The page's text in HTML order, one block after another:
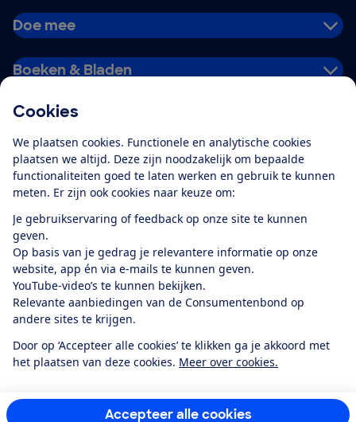
Cookies
We plaatsen cookies. Functionele en analytische cookies
plaatsen we altijd. Deze zijn noodzakelijk om bepaalde
functionaliteiten goed te laten werken en gebruik te kunnen
meten. Er zijn ook cookies naar keuze om:
Je gebruikservaring of feedback op onze site te kunnen
geven.
Op basis van je gedrag je relevantere informatie op onze
website, app én via e-mails te kunnen geven.
YouTube-video’s te kunnen bekijken.
Relevante aanbiedingen van de Consumentenbond op
andere sites te krijgen.
Door op ‘Accepteer alle cookies’ te klikken ga je akkoord met
het plaatsen van deze cookies. Meer over cookies.
Accepteer alle cookies
Doe mee
Boeken & Bladen
Alles over de
app
Algemene Voorwaarden
Privacyverklaring
Cookiebeleid
Privacyvoorkeuren
Toegankelijkheid
RSS-feed nieuws
Facebook
TwitterInstagram
YoutubeLinkedIn
12.901consumentenbeoordelen de Consumentenbondmet gemiddeld